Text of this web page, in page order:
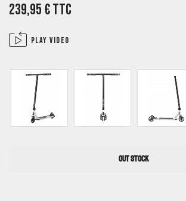
239,95€TTC
Play video
OUT STOCK